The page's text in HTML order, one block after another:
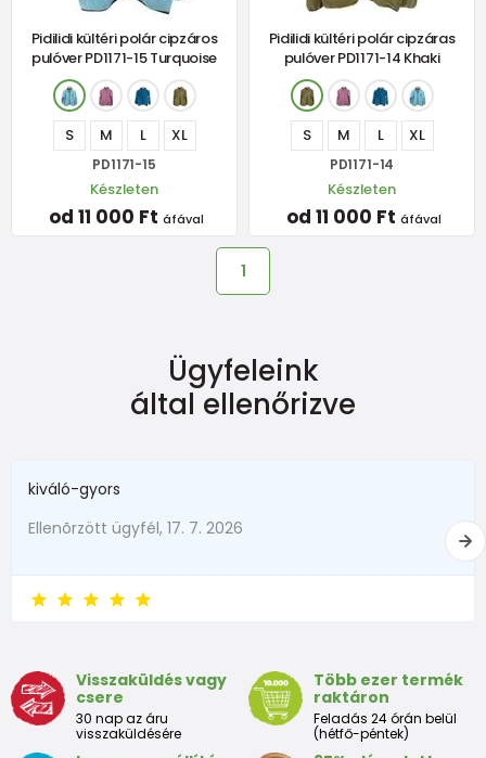
Pidilidi kültéri polár cipzáros
pulóver PD1171-15 Turquoise
S M L XL
PD1171-15
Készleten
od 11 000 Ft áfával
Pidilidi kültéri polár cipzáras
pulóver PD1171-14 Khaki
S M L XL
PD1171-14
Készleten
od 11 000 Ft áfával
1
Ügyfeleink
által ellenőrizve
kiváló-gyors
Ellenõrzött ügyfél, 17. 7. 2026
Visszaküldés vagy
csere
30 nap az áru
visszaküldésére
Több ezer termék
raktáron
Feladás 24 órán belül
(hétfő-péntek)